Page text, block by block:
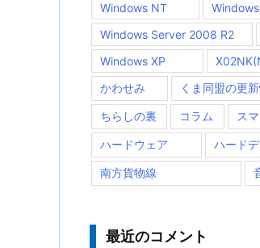
Windows NT
Windows Server 2008 R2
Windows XP
かわせみ
くま同盟の更
ちらしの裏 コラム ス
ハードウェア ハード
南方貨物線
最近のコメント